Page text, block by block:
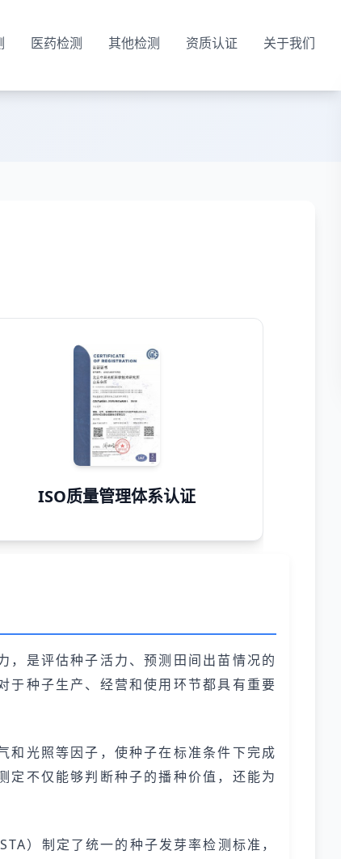
医药检测 其他检测 资质认证 关于我们
ISO质量管理体系认证
，是评估种子活力、预测田间出苗情况的
于种子生产、经营和使用环节都具有重要
和光照等因子，使种子在标准条件下完成
定不仅能够判断种子的播种价值，还能为
）制定了统一的种子发芽率检测标准，